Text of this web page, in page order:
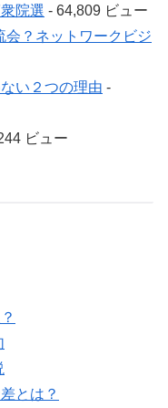
院選 - 64,809 ビュー
会？ネットワークビジ
い２つの理由 -
ビュー
とは？